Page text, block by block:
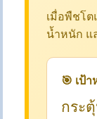
เมื่อพืชโต
น้ำหนัก
🎯 เป้
กระ